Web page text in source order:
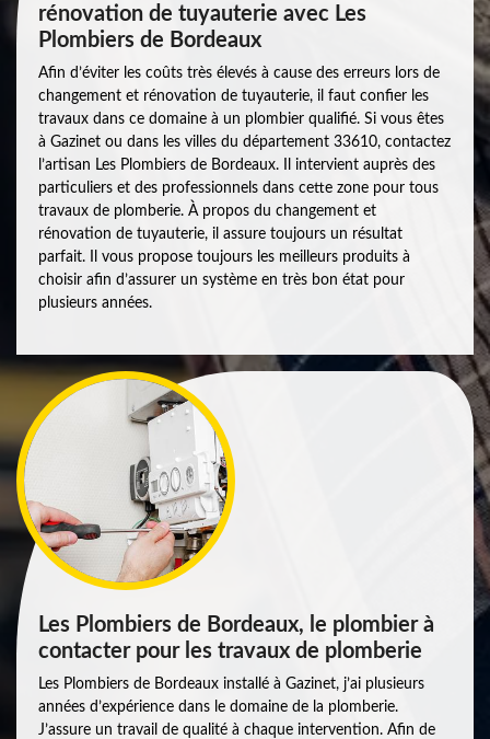
rénovation de tuyauterie avec Les
Plombiers de Bordeaux
Afin d’éviter les coûts très élevés à cause des erreurs lors de
changement et rénovation de tuyauterie, il faut confier les
travaux dans ce domaine à un plombier qualifié. Si vous êtes
à Gazinet ou dans les villes du département 33610, contactez
l’artisan Les Plombiers de Bordeaux. Il intervient auprès des
particuliers et des professionnels dans cette zone pour tous
travaux de plomberie. À propos du changement et
rénovation de tuyauterie, il assure toujours un résultat
parfait. Il vous propose toujours les meilleurs produits à
choisir afin d’assurer un système en très bon état pour
plusieurs années.
Les Plombiers de Bordeaux, le plombier à
contacter pour les travaux de plomberie
Les Plombiers de Bordeaux installé à Gazinet, j’ai plusieurs
années d’expérience dans le domaine de la plomberie.
J’assure un travail de qualité à chaque intervention. Afin de